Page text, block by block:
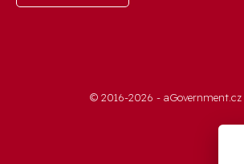
© 2016-2026 - aGovernment.cz